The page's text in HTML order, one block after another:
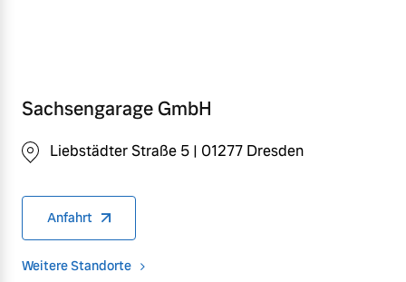
Sachsengarage GmbH
Liebstädter Straße 5 | 01277 Dresden
Anfahrt
Weitere Standorte